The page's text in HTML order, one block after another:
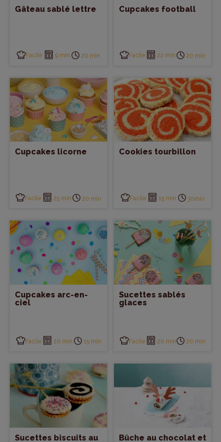
Les bases
Recettes faciles enfants
Recettes tendances
Tartes & Tartelettes
Petit déjeuner & Brunch
Gâteau sablé lettre
Facile 9 min 20 min
Cupcakes football
Facile 22 min 20 min
Cupcakes licorne
Facile 25 min 20 min
Cookies tourbillon
Facile 15 min 30min
Cupcakes arc-en-
ciel
Facile 20 min 15 min
Sucettes sablés
glaces
Facile 20 min 20 min
Sucettes biscuits au
Bûche au chocolat et